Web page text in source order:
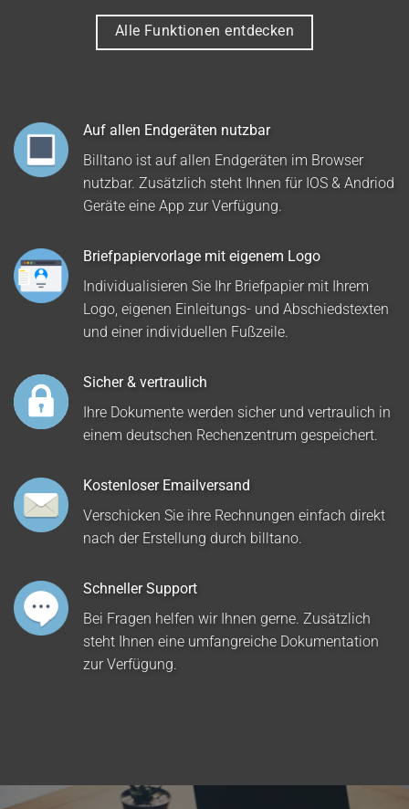
Alle Funktionen entdecken
Auf allen Endgeräten nutzbar
Billtano ist auf allen Endgeräten im Browser
nutzbar. Zusätzlich steht Ihnen für IOS & Andriod
Geräte eine App zur Verfügung.
Briefpapiervorlage mit eigenem Logo
Individualisieren Sie Ihr Briefpapier mit Ihrem
Logo, eigenen Einleitungs- und Abschiedstexten
und einer individuellen Fußzeile.
Sicher & vertraulich
Ihre Dokumente werden sicher und vertraulich in
einem deutschen Rechenzentrum gespeichert.
Kostenloser Emailversand
Verschicken Sie ihre Rechnungen einfach direkt
nach der Erstellung durch billtano.
Schneller Support
Bei Fragen helfen wir Ihnen gerne. Zusätzlich
steht Ihnen eine umfangreiche Dokumentation
zur Verfügung.